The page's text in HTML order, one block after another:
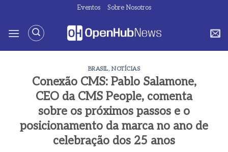
contenido
Eventos Sobre Nosotros
BRASIL, NOTÍCIAS
Conexão CMS: Pablo Salamone,
CEO da CMS People, comenta
sobre os próximos passos e o
posicionamento da marca no ano de
celebração dos 25 anos